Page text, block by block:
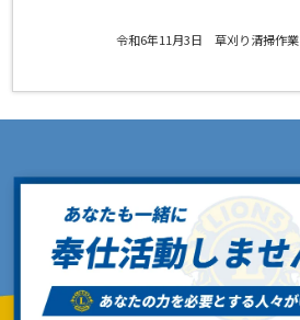
令和6年11月3日 草刈り清掃作業